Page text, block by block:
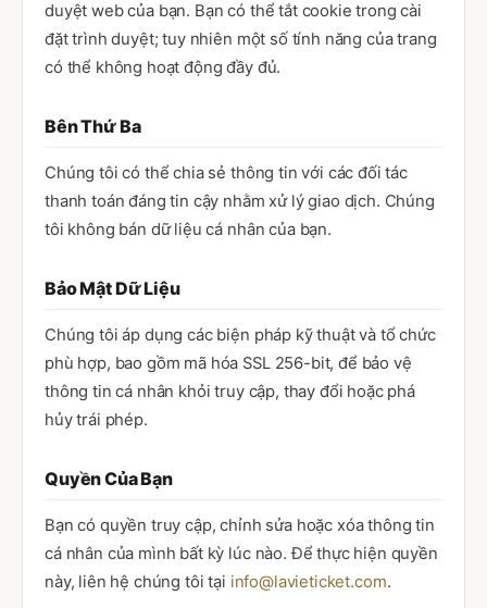
duyệt web của bạn. Bạn có thể tắt cookie trong cài
đặt trình duyệt; tuy nhiên một số tính năng của trang
có thể không hoạt động đầy đủ.
Bên Thứ Ba
Chúng tôi có thể chia sẻ thông tin với các đối tác
thanh toán đáng tin cậy nhằm xử lý giao dịch. Chúng
tôi không bán dữ liệu cá nhân của bạn.
Bảo Mật Dữ Liệu
Chúng tôi áp dụng các biện pháp kỹ thuật và tổ chức
phù hợp, bao gồm mã hóa SSL 256-bit, để bảo vệ
thông tin cá nhân khỏi truy cập, thay đổi hoặc phá
hủy trái phép.
Quyền Của Bạn
Bạn có quyền truy cập, chỉnh sửa hoặc xóa thông tin
cá nhân của mình bất kỳ lúc nào. Để thực hiện quyền
này, liên hệ chúng tôi tại info@lavieticket.com.